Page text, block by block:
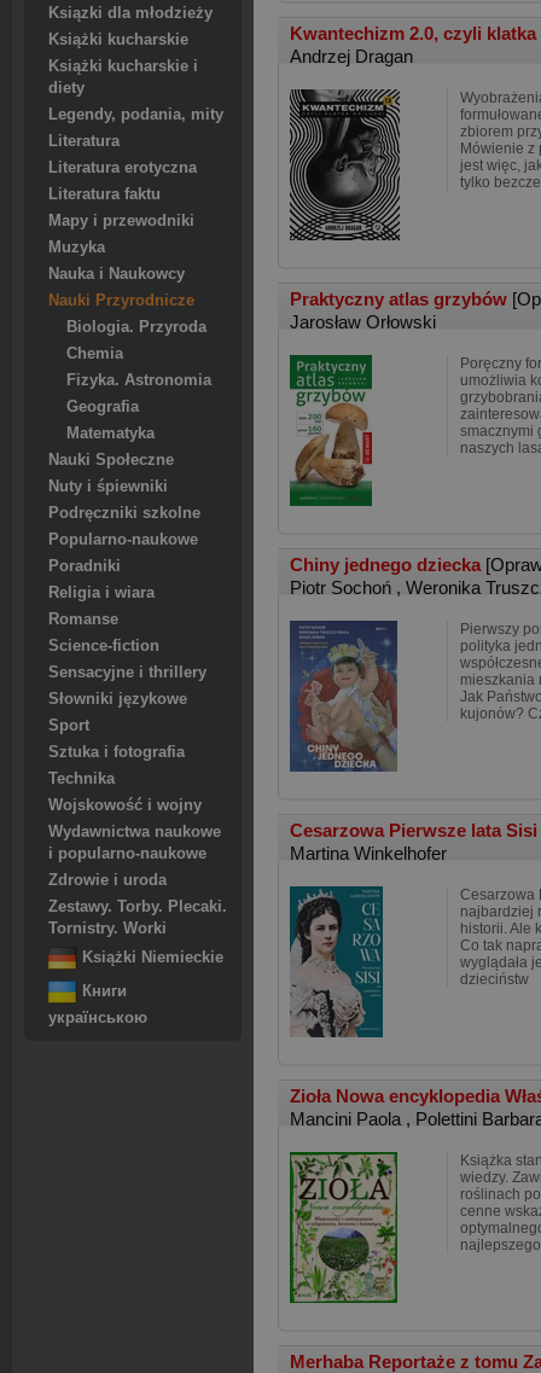
Ksiązki dla młodzieży
Książki kucharskie
Książki kucharskie i
diety
Legendy, podania, mity
Literatura
Literatura erotyczna
Literatura faktu
Mapy i przewodniki
Muzyka
Nauka i Naukowcy
Nauki Przyrodnicze
Biologia. Przyroda
Chemia
Fizyka. Astronomia
Geografia
Matematyka
Nauki Społeczne
Nuty i śpiewniki
Podręczniki szkolne
Popularno-naukowe
Poradniki
Religia i wiara
Romanse
Science-fiction
Sensacyjne i thrillery
Słowniki językowe
Sport
Sztuka i fotografia
Technika
Wojskowość i wojny
Wydawnictwa naukowe
i popularno-naukowe
Zdrowie i uroda
Zestawy. Torby. Plecaki.
Tornistry. Worki
Książki Niemieckie
Книги
українською
Kwantechizm 2.0, czyli
Andrzej Dragan
zbiorem
Mówienie z
jest więc,
tylko
Praktyczny atlas grzybów
Jarosław Orłowski
Poręczny
umożliwia
smacznymi
naszych
Chiny jednego dziecka
Piotr Sochoń , Weronika
Pierwszy
polityka
mieszkania
Jak
kujonów?
Cesarzowa Pierwsze lata
Martina Winkelhofer
Cesarzowa
najbardziej
historii. Ale
Co tak
wyglądała
dzieciństw
Zioła Nowa encyklopedia
Mancini Paola , Polettini
Książka
wiedzy.
roślinach
cenne
Merhaba Reportaże z tomu